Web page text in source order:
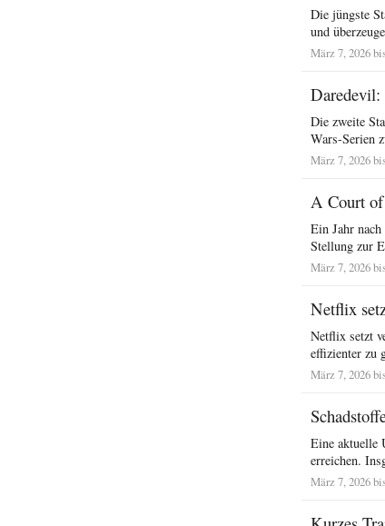
Die jüngste
und
März 7, 2026
Daredevil:
Die zweite
Wars-Serien
März 7, 2026
A Court of
Ein Jahr
Stellung zur
März 7, 2026
Netflix
Netflix setzt
effizienter zu
März 7, 2026
Eine aktuelle
erreichen.
März 7, 2026